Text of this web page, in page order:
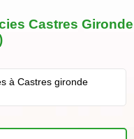
Castres Gironde
à Castres gironde